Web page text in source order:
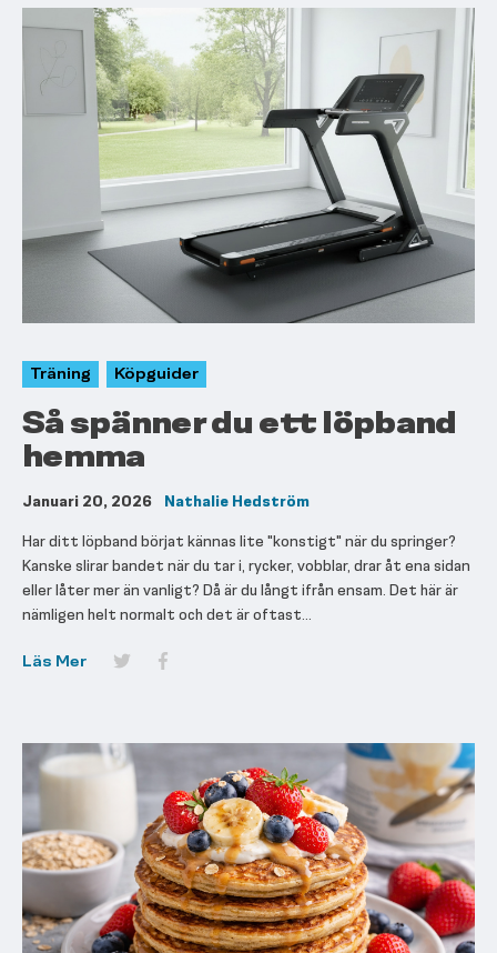
Träning Köpguider
Så spänner du ett löpband
hemma
Januari 20, 2026
Nathalie Hedström
Har ditt löpband börjat kännas lite "konstigt" när du springer?
Kanske slirar bandet när du tar i, rycker, vobblar, drar åt ena sidan
eller låter mer än vanligt? Då är du långt ifrån ensam. Det här är
nämligen helt normalt och det är oftast...
Läs Mer